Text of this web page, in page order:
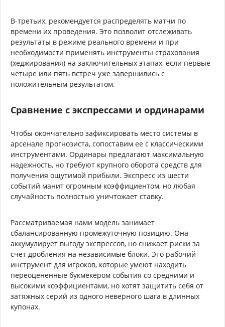
В-третьих, рекомендуется распределять матчи по
времени их проведения. Это позволит отслеживать
результаты в режиме реального времени и при
необходимости применять инструменты страхования
(хеджирования) на заключительных этапах, если первые
четыре или пять встреч уже завершились с
положительным результатом.
Сравнение с экспрессами и ординарами
Чтобы окончательно зафиксировать место системы в
арсенале прогнозиста, сопоставим ее с классическими
инструментами. Ординары предлагают максимальную
надежность, но требуют крупного оборота средств для
получения ощутимой прибыли. Экспресс из шести
событий манит огромным коэффициентом, но любая
случайность полностью уничтожает ставку.
Рассматриваемая нами модель занимает
сбалансированную промежуточную позицию. Она
аккумулирует выгоду экспрессов, но снижает риски за
счет дробления на независимые блоки. Это рабочий
инструмент для игроков, которые умеют находить
переоцененные букмекером события со средними и
высокими коэффициентами, но хотят защитить себя от
затяжных серий из одного неверного шага в длинных
купонах.